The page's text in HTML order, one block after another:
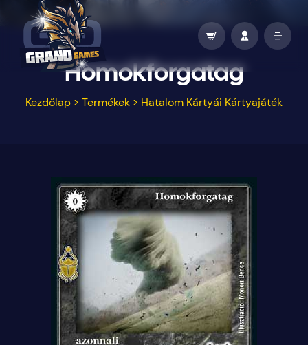
Homokforgatag
Kezdőlap > Termékek > Hatalom Kártyái Kártyajáték